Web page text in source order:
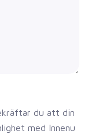
du att din
med Innenu